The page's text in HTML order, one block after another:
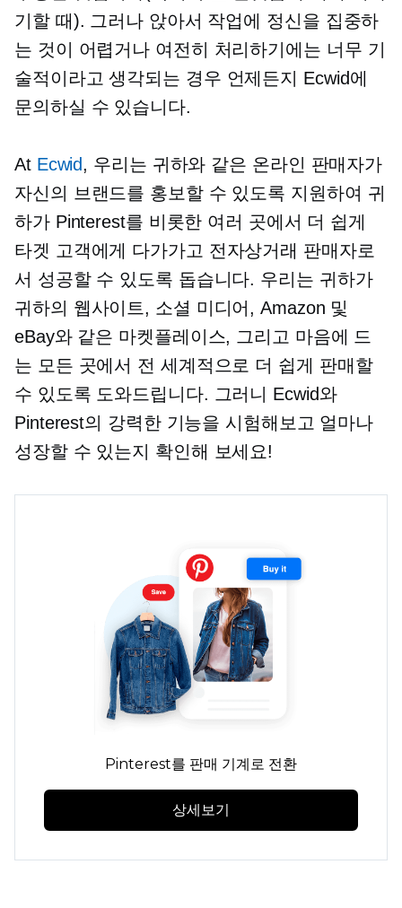
기할 때). 그러나 앉아서 작업에 정신을 집중하
는 것이 어렵거나 여전히 처리하기에는 너무 기
술적이라고 생각되는 경우 언제든지 Ecwid에
문의하실 수 있습니다.
At Ecwid, 우리는 귀하와 같은 온라인 판매자가
자신의 브랜드를 홍보할 수 있도록 지원하여 귀
하가 Pinterest를 비롯한 여러 곳에서 더 쉽게
타겟 고객에게 다가가고 전자상거래 판매자로
서 성공할 수 있도록 돕습니다. 우리는 귀하가
귀하의 웹사이트, 소셜 미디어, Amazon 및
eBay와 같은 마켓플레이스, 그리고 마음에 드
는 모든 곳에서 전 세계적으로 더 쉽게 판매할
수 있도록 도와드립니다. 그러니 Ecwid와
Pinterest의 강력한 기능을 시험해보고 얼마나
성장할 수 있는지 확인해 보세요!
Pinterest를 판매 기계로 전환
상세보기